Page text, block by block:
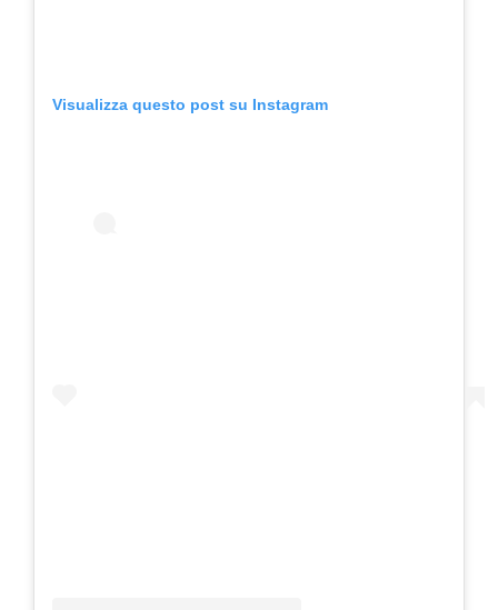
Visualizza questo post su Instagram